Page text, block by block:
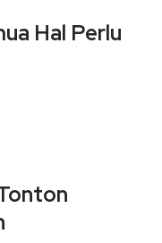
Hal Perlu